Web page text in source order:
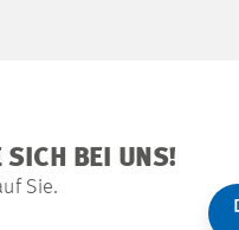
SICH BEI UNS!
Sie.